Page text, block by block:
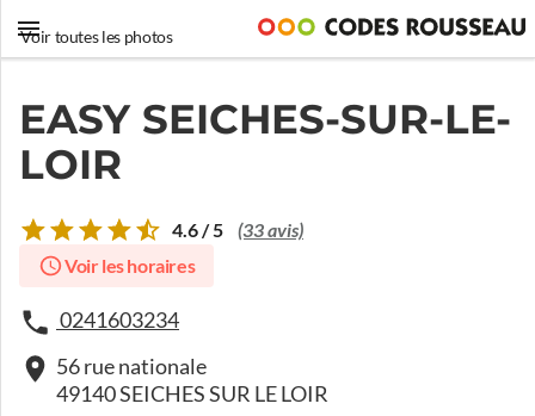
Voir toutes les photos
EASY SEICHES-SUR-LE-
LOIR
4.6 / 5 (33 avis)
Voir les horaires
0241603234
56 rue nationale
49140 SEICHES SUR LE LOIR